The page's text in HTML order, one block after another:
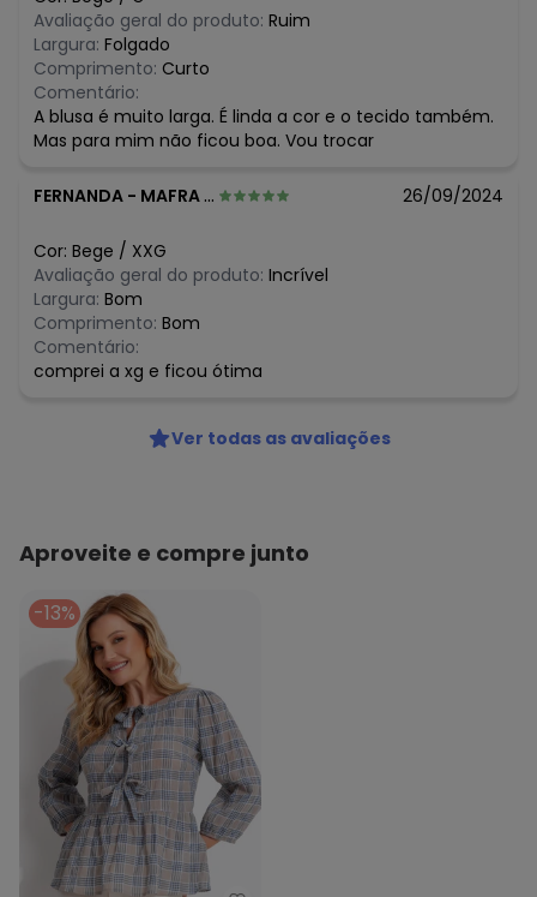
abril/2026
março/2026
fevereiro/2026
Avaliação geral do produto: Ruim
Largura: Folgado
Comprimento: Curto
Comentário:
A blusa é muito larga. É linda a cor e o tecido também.
Mas para mim não ficou boa. Vou trocar
FERNANDA - MAFRA - SC 26/09/2024
Cor: Bege / XXG
Avaliação geral do produto: Incrível
Largura: Bom
Comprimento: Bom
Comentário:
comprei a xg e ficou ótima
Ver todas as avaliações
Aproveite e compre junto
-13%